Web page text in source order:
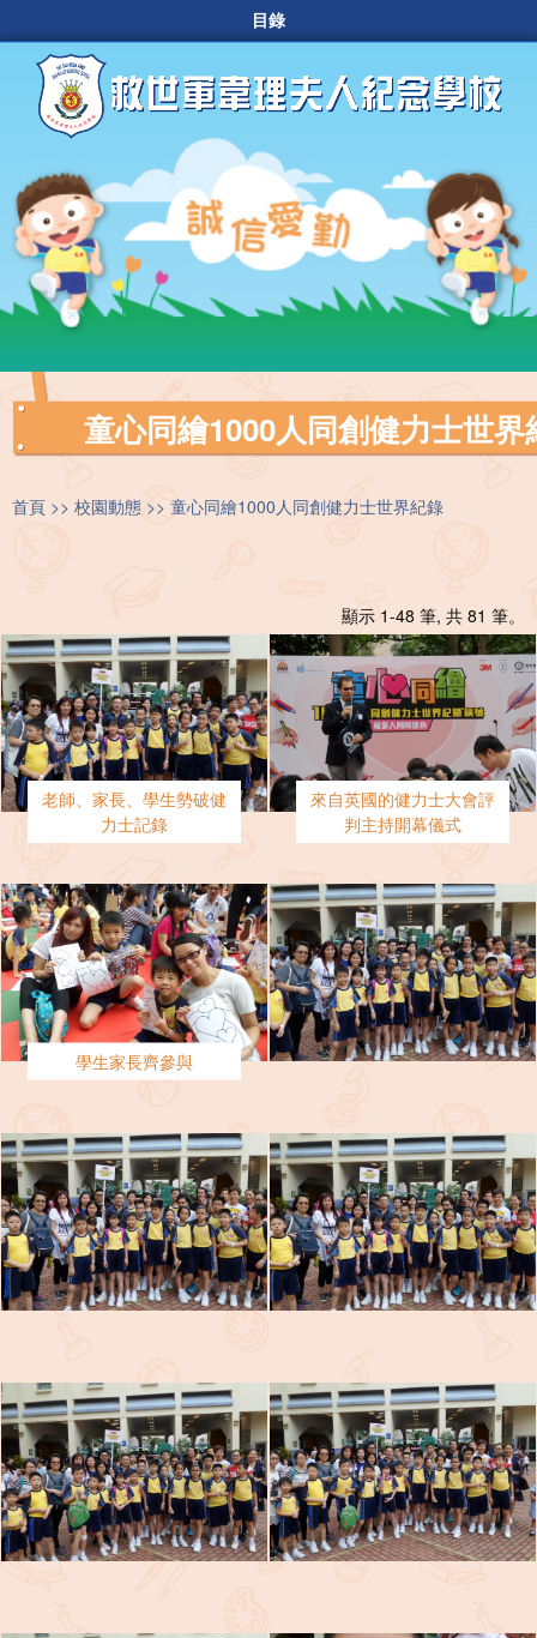
目錄
童心同繪1000人同創健力士世界
首頁 校園動態 童心同繪1000人同創健力士世界紀錄
顯示 1-48 筆, 共 81 筆。
老師、家長、學生勢破健
力士記錄
來自英國的健力士大會評
判主持開幕儀式
學生家長齊參與